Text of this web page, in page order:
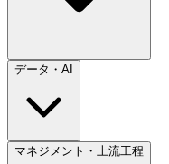
データ・AI
マネジメント・上流工程